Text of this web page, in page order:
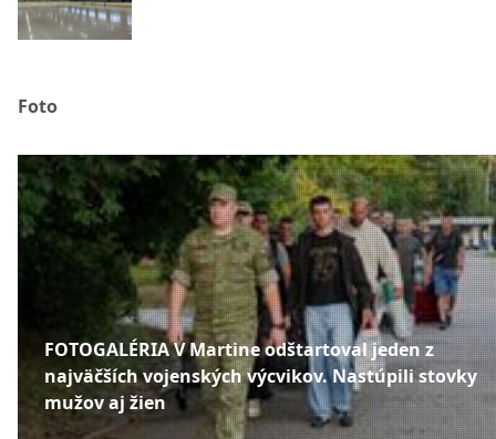
Foto
FOTOGALÉRIA V Martine odštartoval jeden z
najväčších vojenských výcvikov. Nastúpili stovky
mužov aj žien